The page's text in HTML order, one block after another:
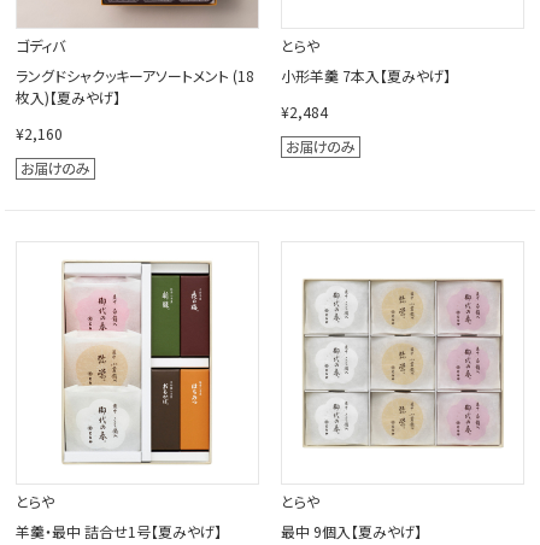
ゴディバ
ラングドシャクッキーアソートメント (18
枚入)【夏みやげ】
¥2,160
とらや
小形羊羹 7本入【夏みやげ】
¥2,484
とらや
羊羹・最中 詰合せ1号【夏みやげ】
とらや
最中 9個入【夏みやげ】